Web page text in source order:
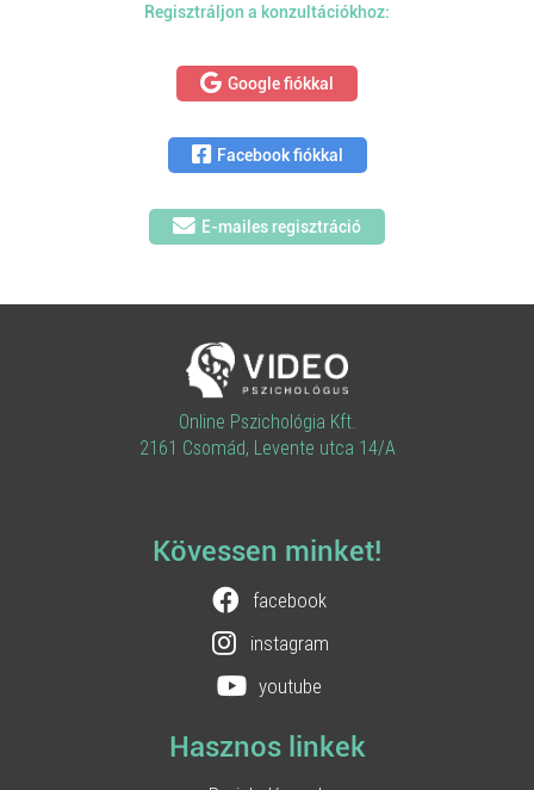
Regisztráljon a konzultációkhoz:
Google fiókkal
Facebook fiókkal
E-mailes regisztráció
Online Pszichológia Kft.
2161 Csomád, Levente utca 14/A
Kövessen minket!
facebook
instagram
youtube
Hasznos linkek